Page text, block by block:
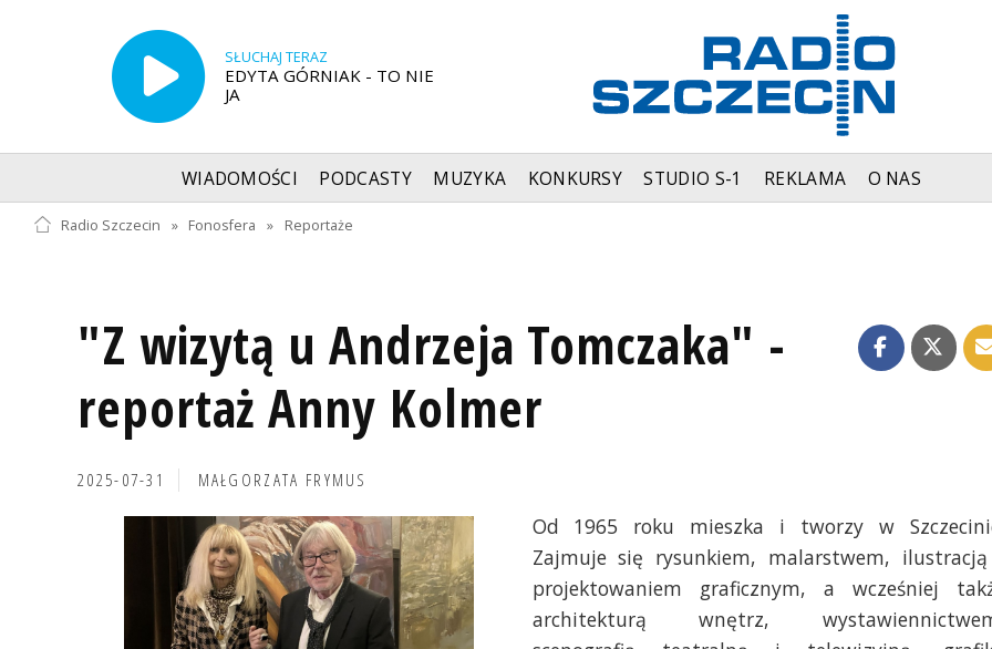
SŁUCHAJ TERAZ
EDYTA GÓRNIAK - TO NIE
JA
WIADOMOŚCI PODCASTY MUZYKA KONKURSY STUDIO S-1 REKLAMA O NAS
Radio Szczecin » Fonosfera » Reportaże
"Z wizytą u Andrzeja Tomczaka" -
reportaż Anny Kolmer
2025-07-31 MAŁGORZATA FRYMUS
Od 1965 roku mieszka i tworzy w
Zajmuje się rysunkiem, malarstwem,
projektowaniem graficznym, a wcześniej
architekturą wnętrz,